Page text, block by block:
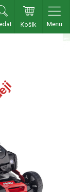
Košík Menu